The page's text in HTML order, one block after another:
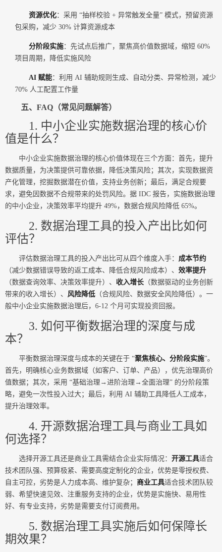
资源优化：采用 “抽样校验 + 异常触发全量” 模式，预留资源
包采购，减少 30% 计算资源成本
分阶段实施：先试点后推广，聚焦高价值数据域，缩短 60%
项目周期，降低实施风险
AI 赋能：利用 AI 辅助规则生成、自动分类、异常检测，减少
70% 人工配置工作量
五、FAQ（常见问题解答）
1. 中小企业实施数据治理的核心价
值是什么？
中小企业实施数据治理的核心价值体现在三个方面：首先，提升
数据质量，为决策提供可靠依据，降低决策风险；其次，实现数据资
产化管理，挖掘数据潜在价值，支持业务创新；最后，满足合规要
求，避免因数据不合规带来的处罚风险。据 IDC 报告，实施数据治理
的中小企业，决策效率平均提升 49%，数据合规风险降低 65%。
2. 数据治理工具的投入产出比如何
评估？
评估数据治理工具的投入产出比可从四个维度入手： 成本节约
（减少数据错误导致的返工成本、降低合规风险成本）、 效率提升
（数据查询效率、决策效率提升）、 收入增长 （数据驱动的业务创新
带来的收入增长）、 风险降低 （合规风险、数据安全风险降低）。一
般中小企业实施数据治理后，6-12 个月可实现投资回报。
3. 如何平衡数据治理的深度与成
本？
平衡数据治理深度与成本的关键在于 “聚焦核心、分阶段实施”。
首先，明确核心业务数据域（如客户、订单、产品），优先治理高价
值数据；其次，采用 “基础治理→进阶治理→全面治理” 的分阶段策
略，避免一次性投入过大；最后，利用 AI 辅助工具降低人工成本，
提升治理效率。
4. 开源数据治理工具与商业工具如
何选择？
选择开源工具还是商业工具需结合企业实际情况： 开源工具适合
技术团队强、预算极紧、需要高度定制化的企业，优势是零授权费、
自主可控，劣势是人力成本高、维护复杂； 商业工具适合技术团队较
弱、希望快速见效、注重服务支持的企业，优势是实施快、易用性
好、有专业支持，劣势是需要支付订阅费用。
5. 数据治理工具实施后如何保障长
期效果？